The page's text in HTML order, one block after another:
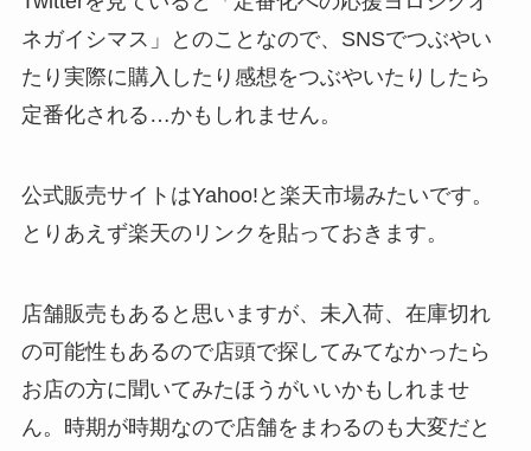
ネガイシマス」とのことなので、SNSでつぶやい
たり実際に購入したり感想をつぶやいたりしたら
定番化される…かもしれません。
公式販売サイトはYahoo!と楽天市場みたいです。
とりあえず楽天のリンクを貼っておきます。
店舗販売もあると思いますが、未入荷、在庫切れ
の可能性もあるので店頭で探してみてなかったら
お店の方に聞いてみたほうがいいかもしれませ
ん。時期が時期なので店舗をまわるのも大変だと